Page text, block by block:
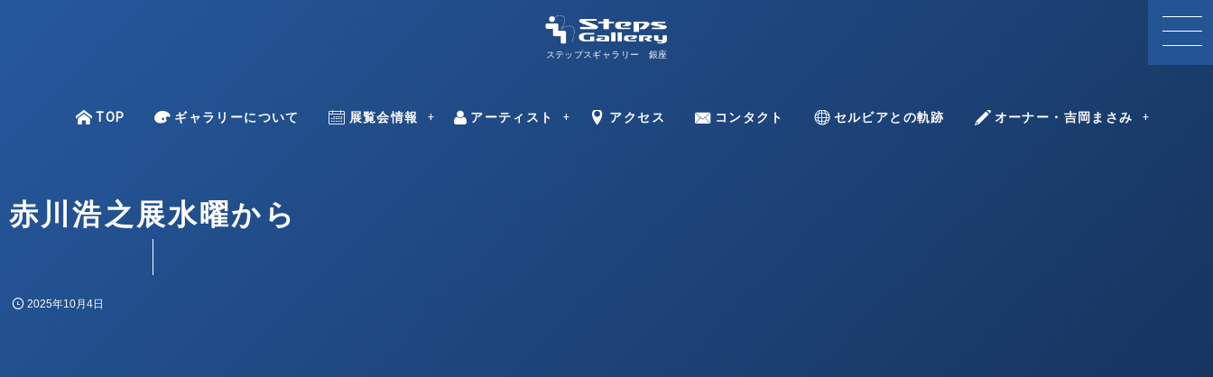
ステップスギャラリー 銀座
TOP
TOP ギャラリーについて
About 展覧会情報
Exhibitions アーティスト
Artists
一色 映理子
アクセス
Access コンタクト
Contact セルビアとの軌跡
With Serbia オーナー・吉岡まさみ
YOSHIOKA Masami
赤川浩之展水曜から
2025年10月4日